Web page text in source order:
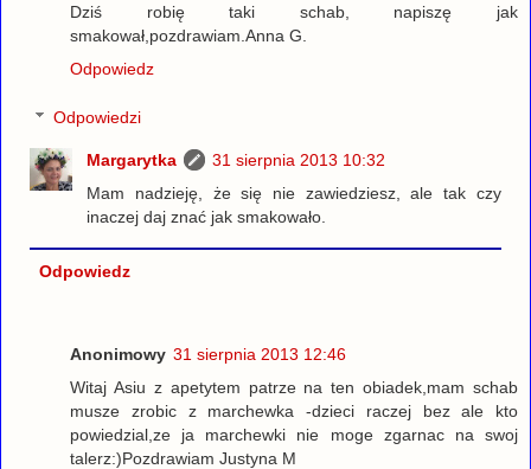
Dziś robię taki schab, napiszę jak
smakował,pozdrawiam.Anna G.
Odpowiedz
Odpowiedzi
Margarytka
31 sierpnia 2013 10:32
Mam nadzieję, że się nie zawiedziesz, ale tak czy
inaczej daj znać jak smakowało.
Odpowiedz
Anonimowy 31 sierpnia 2013 12:46
Witaj Asiu z apetytem patrze na ten obiadek,mam schab
musze zrobic z marchewka -dzieci raczej bez ale kto
powiedzial,ze ja marchewki nie moge zgarnac na swoj
talerz:)Pozdrawiam Justyna M